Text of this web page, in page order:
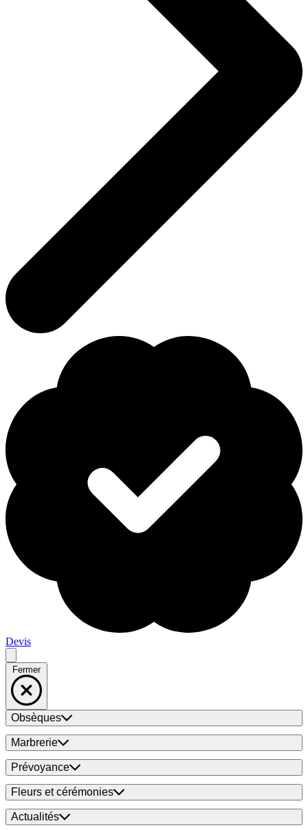
Devis
Fermer
Obsèques
Marbrerie
Prévoyance
Fleurs et cérémonies
Actualités